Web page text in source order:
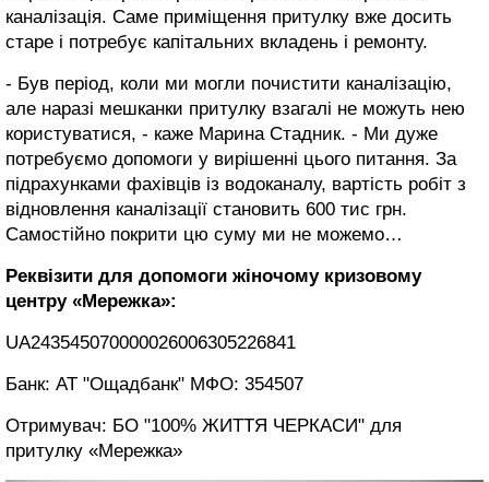
каналізація. Саме приміщення притулку вже досить
старе і потребує капітальних вкладень і ремонту.
- Був період, коли ми могли почистити каналізацію,
але наразі мешканки притулку взагалі не можуть нею
користуватися, - каже Марина Стадник. - Ми дуже
потребуємо допомоги у вирішенні цього питання. За
підрахунками фахівців із водоканалу, вартість робіт з
відновлення каналізації становить 600 тис грн.
Самостійно покрити цю суму ми не можемо…
Реквізити для допомоги жіночому кризовому
центру «Мережка»:
UA243545070000026006305226841
Банк: АТ "Ощадбанк" МФО: 354507
Отримувач: БО "100% ЖИТТЯ ЧЕРКАСИ" для
притулку «Мережка»